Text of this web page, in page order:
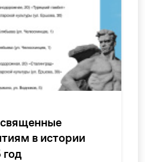
в истории